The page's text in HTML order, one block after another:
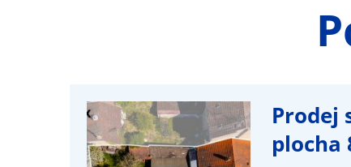
Prodej
plocha